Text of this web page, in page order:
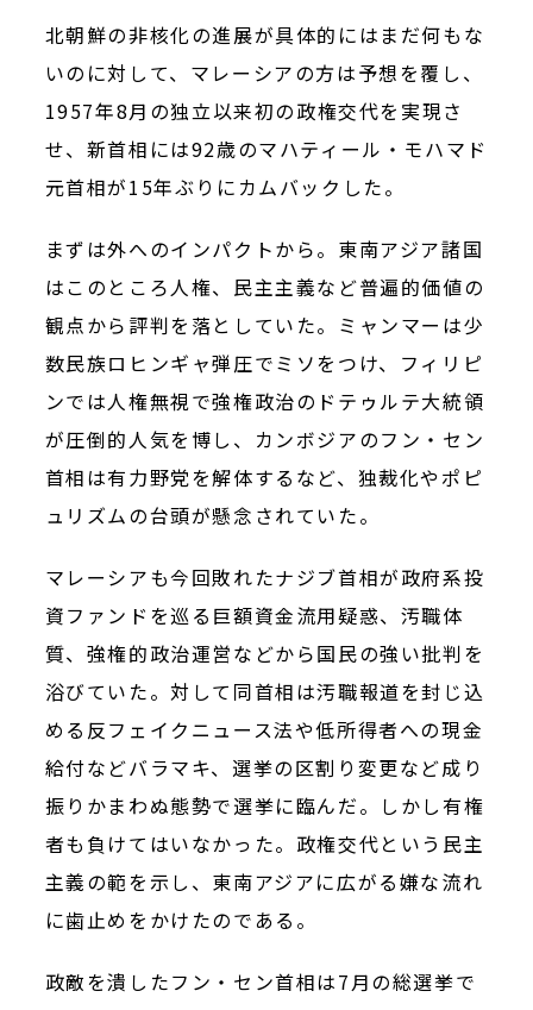
北朝鮮の非核化の進展が具体的にはまだ何もな
いのに対して、マレーシアの方は予想を覆し、
1957年8月の独立以来初の政権交代を実現さ
せ、新首相には92歳のマハティール・モハマド
元首相が15年ぶりにカムバックした。
まずは外へのインパクトから。東南アジア諸国
はこのところ人権、民主主義など普遍的価値の
観点から評判を落としていた。ミャンマーは少
数民族ロヒンギャ弾圧でミソをつけ、フィリピ
ンでは人権無視で強権政治のドテゥルテ大統領
が圧倒的人気を博し、カンボジアのフン・セン
首相は有力野党を解体するなど、独裁化やポピ
ュリズムの台頭が懸念されていた。
マレーシアも今回敗れたナジブ首相が政府系投
資ファンドを巡る巨額資金流用疑惑、汚職体
質、強権的政治運営などから国民の強い批判を
浴びていた。対して同首相は汚職報道を封じ込
める反フェイクニュース法や低所得者への現金
給付などバラマキ、選挙の区割り変更など成り
振りかまわぬ態勢で選挙に臨んだ。しかし有権
者も負けてはいなかった。政権交代という民主
主義の範を示し、東南アジアに広がる嫌な流れ
に歯止めをかけたのである。
政敵を潰したフン・セン首相は7月の総選挙で